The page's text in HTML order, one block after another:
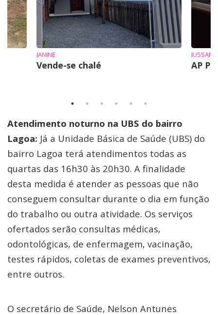
JANINE
Vende-se chalé
JUSSARA
AP
Atendimento noturno na UBS do bairro
Lagoa: Já a Unidade Básica de Saúde (UBS) do
bairro Lagoa terá atendimentos todas as
quartas das 16h30 às 20h30. A finalidade
desta medida é atender as pessoas que não
conseguem consultar durante o dia em função
do trabalho ou outra atividade. Os serviços
ofertados serão consultas médicas,
odontológicas, de enfermagem, vacinação,
testes rápidos, coletas de exames preventivos,
entre outros.
O secretário de Saúde, Nelson Antunes